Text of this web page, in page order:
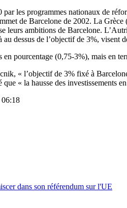
les programmes nationaux de
de Barcelone de 2002. La
leurs ambitions de Barcelone.
dessus de l’objectif de 3%, visent
pourcentage (0,75-3%), mais en
« l’objectif de 3% fixé à
« la hausse des investissements
06:18
dans son référendum sur l'UE